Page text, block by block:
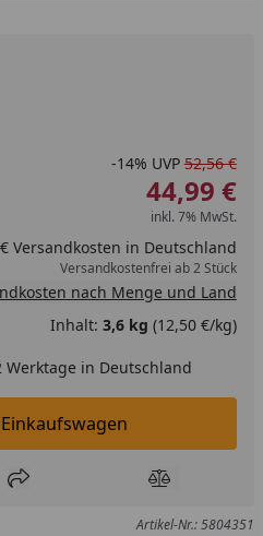
verringern
manuell eingeben
um eins erhöhen
-14% UVP 52,56 €
44,99 €
inkl. 7% MwSt.
Versandkosten in Deutschland
Versandkostenfrei ab 2 Stück
nach Menge und Land
Inhalt: 3,6 kg (12,50 €/kg)
Werktage in Deutschland
In den Einkaufswagen legen
hinzufügen
Teilen Produkt
Artikel-Nr.: 5804351